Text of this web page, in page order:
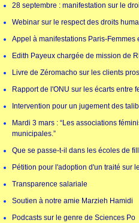
28 septembre : manifestation sur le
Webinar sur le respect des droits
Appel à manifestations Paris-Femmes
Edith Payeux chargée de mission de
Livre de Zéromacho sur les clients
Rapport de l'ONU sur les écarts entre
Intervention pour un jugement des
Mardi 3 mars : “Les associations
municipales.”
Que se passe-t-il dans les écoles de
Pétition pour l'adoption d'un traité sur
Transparence salariale
Soutien à notre amie Marzieh Hamidi
Podcasts sur le genre de Sciences Po